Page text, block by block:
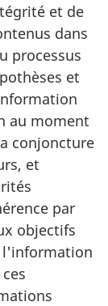
et de
dans
processus
et
au moment
conjoncture
et
par
objectifs
l'information